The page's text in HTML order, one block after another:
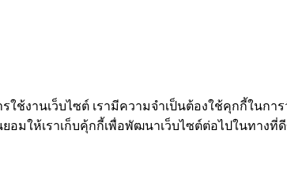
งานเว็บไซต์ เรามีความจำเป็นต้องใช้คุกกี้ในกา
มให้เราเก็บคุ้กกี้เพื่อพัฒนาเว็บไซต์ต่อไปในทางที่